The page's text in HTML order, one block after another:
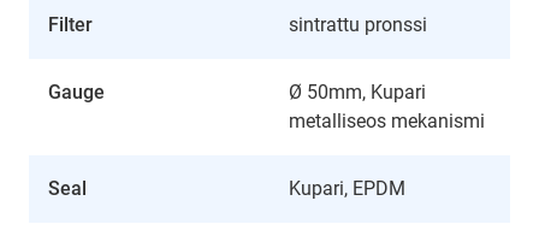
Filter sintrattu pronssi
Gauge
Ø 50mm, Kupari
metalliseos mekanismi
Seal Kupari, EPDM